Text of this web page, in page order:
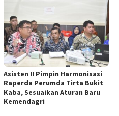
Asisten II Pimpin Harmonisasi
Raperda Perumda Tirta Bukit
Kaba, Sesuaikan Aturan Baru
Kemendagri